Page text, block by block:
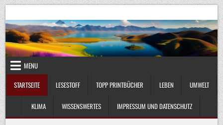
Skip
to
content
UmweltKlima.com
MENU
STARTSEITE
LESESTOFF TOPP PRINTBÜCHER LEBEN UMWELT
KLIMA WISSENSWERTES IMPRESSUM UND DATENSCHUTZ